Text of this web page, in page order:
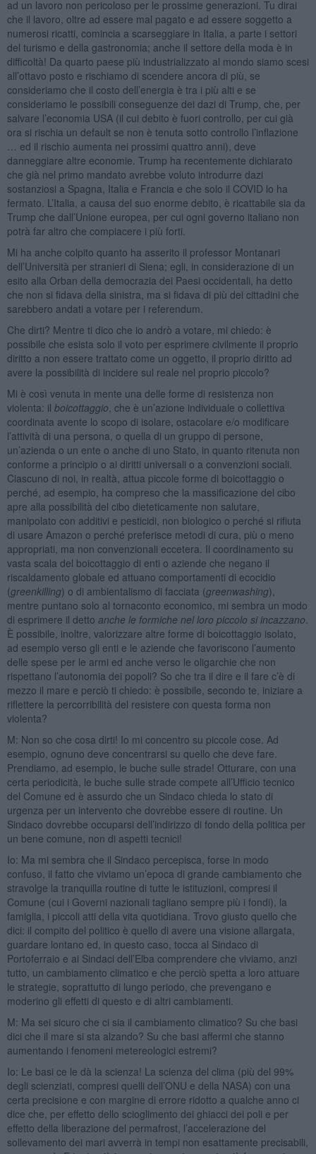
ad un lavoro non pericoloso per le prossime generazioni. Tu dirai
che il lavoro, oltre ad essere mal pagato e ad essere soggetto a
numerosi ricatti, comincia a scarseggiare in Italia, a parte i settori
del turismo e della gastronomia; anche il settore della moda è in
difficoltà! Da quarto paese più industrializzato al mondo siamo scesi
all’ottavo posto e rischiamo di scendere ancora di più, se
consideriamo che il costo dell’energia è tra i più alti e se
consideriamo le possibili conseguenze dei dazi di Trump, che, per
salvare l’economia USA (il cui debito è fuori controllo, per cui già
ora si rischia un default se non è tenuta sotto controllo l’inflazione
… ed il rischio aumenta nei prossimi quattro anni), deve
danneggiare altre economie. Trump ha recentemente dichiarato
che già nel primo mandato avrebbe voluto introdurre dazi
sostanziosi a Spagna, Italia e Francia e che solo il COVID lo ha
fermato. L’Italia, a causa del suo enorme debito, è ricattabile sia da
Trump che dall’Unione europea, per cui ogni governo italiano non
potrà far altro che compiacere i più forti.
Mi ha anche colpito quanto ha asserito il professor Montanari
dell’Università per stranieri di Siena; egli, in considerazione di un
esito alla Orban della democrazia dei Paesi occidentali, ha detto
che non si fidava della sinistra, ma si fidava di più dei cittadini che
sarebbero andati a votare per i referendum.
Che dirti? Mentre ti dico che io andrò a votare, mi chiedo: è
possibile che esista solo il voto per esprimere civilmente il proprio
diritto a non essere trattato come un oggetto, il proprio diritto ad
avere la possibilità di incidere sul reale nel proprio piccolo?
Mi è così venuta in mente una delle forme di resistenza non
violenta: il boicottaggio , che è un’azione individuale o collettiva
coordinata avente lo scopo di isolare, ostacolare e/o modificare
l’attività di una persona, o quella di un gruppo di persone,
un’azienda o un ente o anche di uno Stato, in quanto ritenuta non
conforme a principio o ai diritti universali o a convenzioni sociali.
Ciascuno di noi, in realtà, attua piccole forme di boicottaggio o
perché, ad esempio, ha compreso che la massificazione del cibo
apre alla possibilità del cibo dieteticamente non salutare,
manipolato con additivi e pesticidi, non biologico o perché si rifiuta
di usare Amazon o perché preferisce metodi di cura, più o meno
appropriati, ma non convenzionali eccetera. Il coordinamento su
vasta scala del boicottaggio di enti o aziende che negano il
riscaldamento globale ed attuano comportamenti di ecocidio
(greenkilling) o di ambientalismo di facciata (greenwashing),
mentre puntano solo al tornaconto economico, mi sembra un modo
di esprimere il detto anche le formiche nel loro piccolo si incazzano
È possibile, inoltre, valorizzare altre forme di boicottaggio isolato,
ad esempio verso gli enti e le aziende che favoriscono l’aumento
delle spese per le armi ed anche verso le oligarchie che non
rispettano l’autonomia dei popoli? So che tra il dire e il fare c’è di
mezzo il mare e perciò ti chiedo: è possibile, secondo te, iniziare a
riflettere la percorribilità del resistere con questa forma non
violenta?
M: Non so che cosa dirti! Io mi concentro su piccole cose. Ad
esempio, ognuno deve concentrarsi su quello che deve fare.
Prendiamo, ad esempio, le buche sulle strade! Otturare, con una
certa periodicità, le buche sulle strade compete all’Ufficio tecnico
del Comune ed è assurdo che un Sindaco chieda lo stato di
urgenza per un intervento che dovrebbe essere di routine. Un
Sindaco dovrebbe occuparsi dell’indirizzo di fondo della politica per
un bene comune, non di aspetti tecnici!
Io: Ma mi sembra che il Sindaco percepisca, forse in modo
confuso, il fatto che viviamo un’epoca di grande cambiamento che
stravolge la tranquilla routine di tutte le istituzioni, compresi il
Comune (cui i Governi nazionali tagliano sempre più i fondi), la
famiglia, i piccoli atti della vita quotidiana. Trovo giusto quello che
dici: il compito del politico è quello di avere una visione allargata,
guardare lontano ed, in questo caso, tocca al Sindaco di
Portoferraio e ai Sindaci dell’Elba comprendere che viviamo, anzi
tutto, un cambiamento climatico e che perciò spetta a loro attuare
le strategie, soprattutto di lungo periodo, che prevengano e
moderino gli effetti di questo e di altri cambiamenti.
M: Ma sei sicuro che ci sia il cambiamento climatico? Su che basi
dici che il mare si sta alzando? Su che basi affermi che stanno
aumentando i fenomeni metereologici estremi?
Io: Le basi ce le dà la scienza! La scienza del clima (più del 99%
degli scienziati, compresi quelli dell’ONU e della NASA) con una
certa precisione e con margine di errore ridotto a qualche anno ci
dice che, per effetto dello scioglimento dei ghiacci dei poli e per
effetto della liberazione del permafrost, l’accelerazione del
sollevamento dei mari avverrà in tempi non esattamente precisabili,